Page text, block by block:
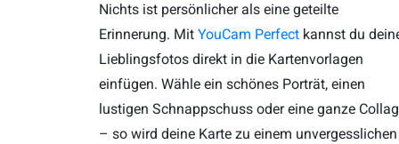
Nichts ist persönlicher als eine geteilte
Erinnerung. Mit YouCam Perfectkannst du
Lieblingsfotos direkt in die Kartenvorlagen
einfügen. Wähle ein schönes Porträt, einen
lustigen Schnappschuss oder eine ganze
– so wird deine Karte zu einem unvergesslichen